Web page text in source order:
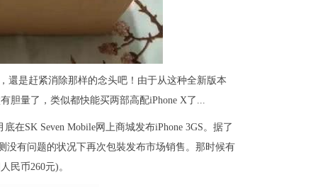
還是赶紧消除那样的念头吧！由于从这种全新版本
胆量了，类似都快能买两部高配iPhone X了...
在SK Seven Mobile网上商城发布iPhone 3GS。据了
没有问题的状况下再次包裝发布市场销售。那时候有
民币260元)。